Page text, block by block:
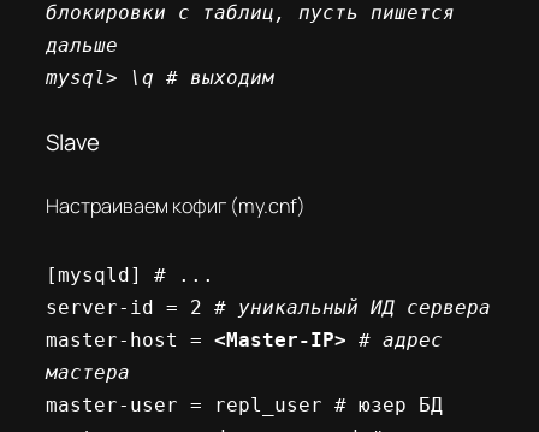
блокировки с таблиц, пусть пишется
дальше
mysql> \q # выходим
Slave
Настраиваем кофиг (my.cnf)
[mysqld] # ...
server-id = 2
master-host = <Master-IP> # адрес
мастера
master-user = repl_user # юзер БД